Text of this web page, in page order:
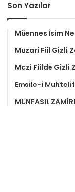
Son Yazılar
Müennes İsim
Muzari Fiil Gizli
Mazi Fiilde Gizli
Emsile-i
MUNFASIL